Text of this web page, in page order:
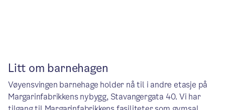
Litt om barnehagen
Vøyensvingen barnehage holder nå til i andre etasje på
Margarinfabrikkens nybygg, Stavangergata 40. Vi har